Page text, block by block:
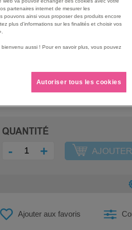
Ne se décolore pas.
le descriptif complet
349,00 €
QUANTITÉ
- +
Ajouter aux favoris
partenaires internet de mesurer les
pouvons ainsi vous proposer des produits encore
plus d'informations sur les finalités et choisir vos
aussi ! Pour en savoir plus, vous pouvez
Autoriser tous les cookies